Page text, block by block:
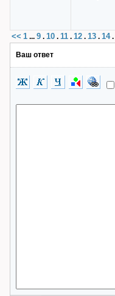
<< 1 ... 9 . 10 . 11 . 12 . 13 . 14.
Ваш ответ